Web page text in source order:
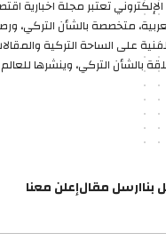
تعتبر مجلة اخبارية
متخصصة بالشأن التركي، ورصد
على الساحة التركية
بالشأن التركي، وينشرها
بناارسل مقالإعلن معنا